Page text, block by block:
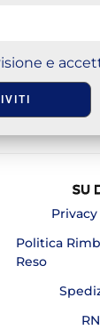
e
SU
Politica
Reso